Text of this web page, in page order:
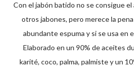
Con el jabón batido no se consigue el aspecto fino y delicado de
otros jabones, pero merece la
abundante espuma y si se usa en
Elaborado en un 90% de aceites
karité, coco, palma, palmiste y un